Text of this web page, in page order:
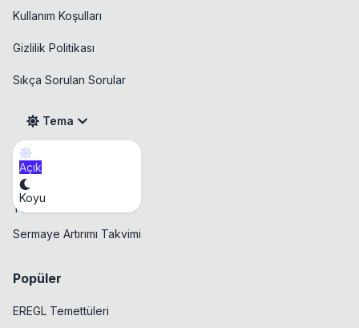
Kullanım Koşulları
Gizlilik Politikası
Sıkça Sorulan Sorular
Tema
Açık
Koyu
Takvim
Temettü Takvimi
Sermaye Artırımı Takvimi
Popüler
EREGL Temettüleri